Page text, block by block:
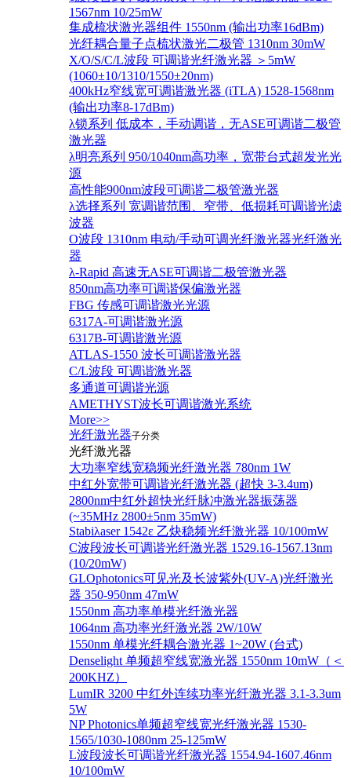
1567nm 10/25mW
集成梳状激光器组件 1550nm (输出功率16dBm)
光纤耦合量子点梳状激光二极管 1310nm 30mW
X/O/S/C/L波段 可调谐光纤激光器 ＞5mW
(1060±10/1310/1550±20nm)
400kHz窄线宽可调谐激光器 (iTLA) 1528-1568nm
(输出功率8-17dBm)
λ锁系列 低成本，手动调谐，无ASE可调谐二极管
激光器
λ明亮系列 950/1040nm高功率，宽带台式超发光光
源
高性能900nm波段可调谐二极管激光器
λ选择系列 宽调谐范围、窄带、低损耗可调谐光滤
波器
O波段 1310nm 电动/手动可调光纤激光器光纤激光
器
λ-Rapid 高速无ASE可调谐二极管激光器
850nm高功率可调谐保偏激光器
FBG 传感可调谐激光光源
6317A-可调谐激光源
6317B-可调谐激光源
ATLAS-1550 波长可调谐激光器
C/L波段 可调谐激光器
多通道可调谐光源
AMETHYST波长可调谐激光系统
More>>
光纤激光器子分类
光纤激光器
大功率窄线宽稳频光纤激光器 780nm 1W
中红外宽带可调谐光纤激光器 (超快 3-3.4um)
2800nm中红外超快光纤脉冲激光器振荡器
(~35MHz 2800±5nm 35mW)
Stabiλaser 1542ε 乙炔稳频光纤激光器 10/100mW
C波段波长可调谐光纤激光器 1529.16-1567.13nm
(10/20mW)
GLOphotonics可见光及长波紫外(UV-A)光纤激光
器 350-950nm 47mW
1550nm 高功率单模光纤激光器
1064nm 高功率光纤激光器 2W/10W
1550nm 单模光纤耦合激光器 1~20W (台式)
Denselight 单频超窄线宽激光器 1550nm 10mW（＜
200KHZ）
LumIR 3200 中红外连续功率光纤激光器 3.1-3.3um
5W
NP Photonics单频超窄线宽光纤激光器 1530-
1565/1030-1080nm 25-125mW
L波段波长可调谐光纤激光器 1554.94-1607.46nm
10/100mW